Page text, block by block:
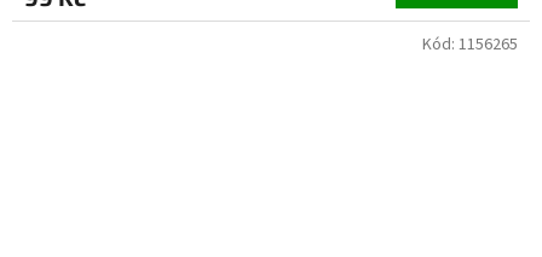
Kód: 1156265